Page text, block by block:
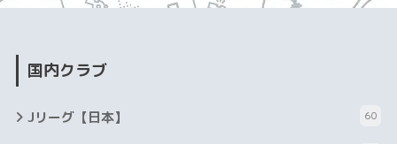
国内クラブ
Jリーグ【日本】 60